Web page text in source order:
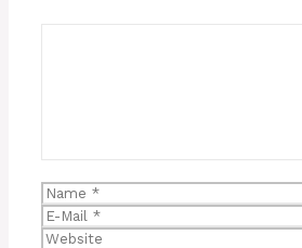
Name
E-
Mail
Website